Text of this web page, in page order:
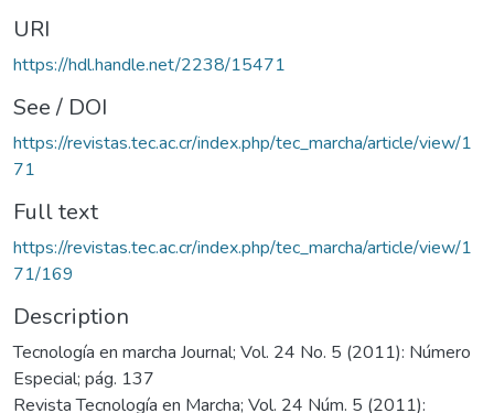
URI
https://hdl.handle.net/2238/15471
See / DOI
https://revistas.tec.ac.cr/index.php/tec_marcha/article/view/1
71
Full text
https://revistas.tec.ac.cr/index.php/tec_marcha/article/view/1
71/169
Description
Tecnología en marcha Journal; Vol. 24 No. 5 (2011): Número
Especial; pág. 137
Revista Tecnología en Marcha; Vol. 24 Núm. 5 (2011):